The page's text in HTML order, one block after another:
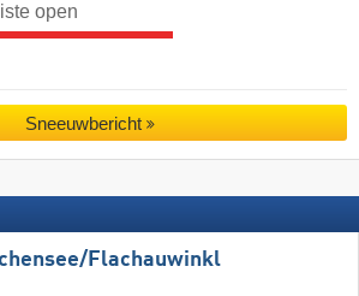
open
Sneeuwbericht
​Flachauwinkl